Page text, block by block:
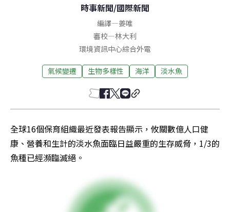
時事新聞/國際新聞
編譯—姜唯
審校—林大利
環境資訊中心綜合外電
氣候變遷 生物多樣性 海洋 淡水魚
全球16個保育組織最近發表報告顯示，攸關數億人口健
康、營養和生計的淡水魚面臨日益嚴重的生存威脅，1/3的
魚種已經瀕臨滅絕。